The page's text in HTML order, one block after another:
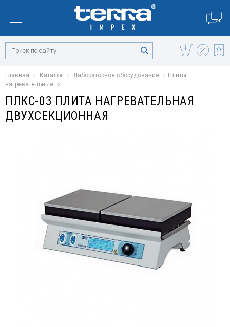
Главная Каталог Лабораторное оборудование
Плиты
нагревательные
ПЛКС-03 ПЛИТА НАГРЕВАТЕЛЬНАЯ
ДВУХСЕКЦИОННАЯ